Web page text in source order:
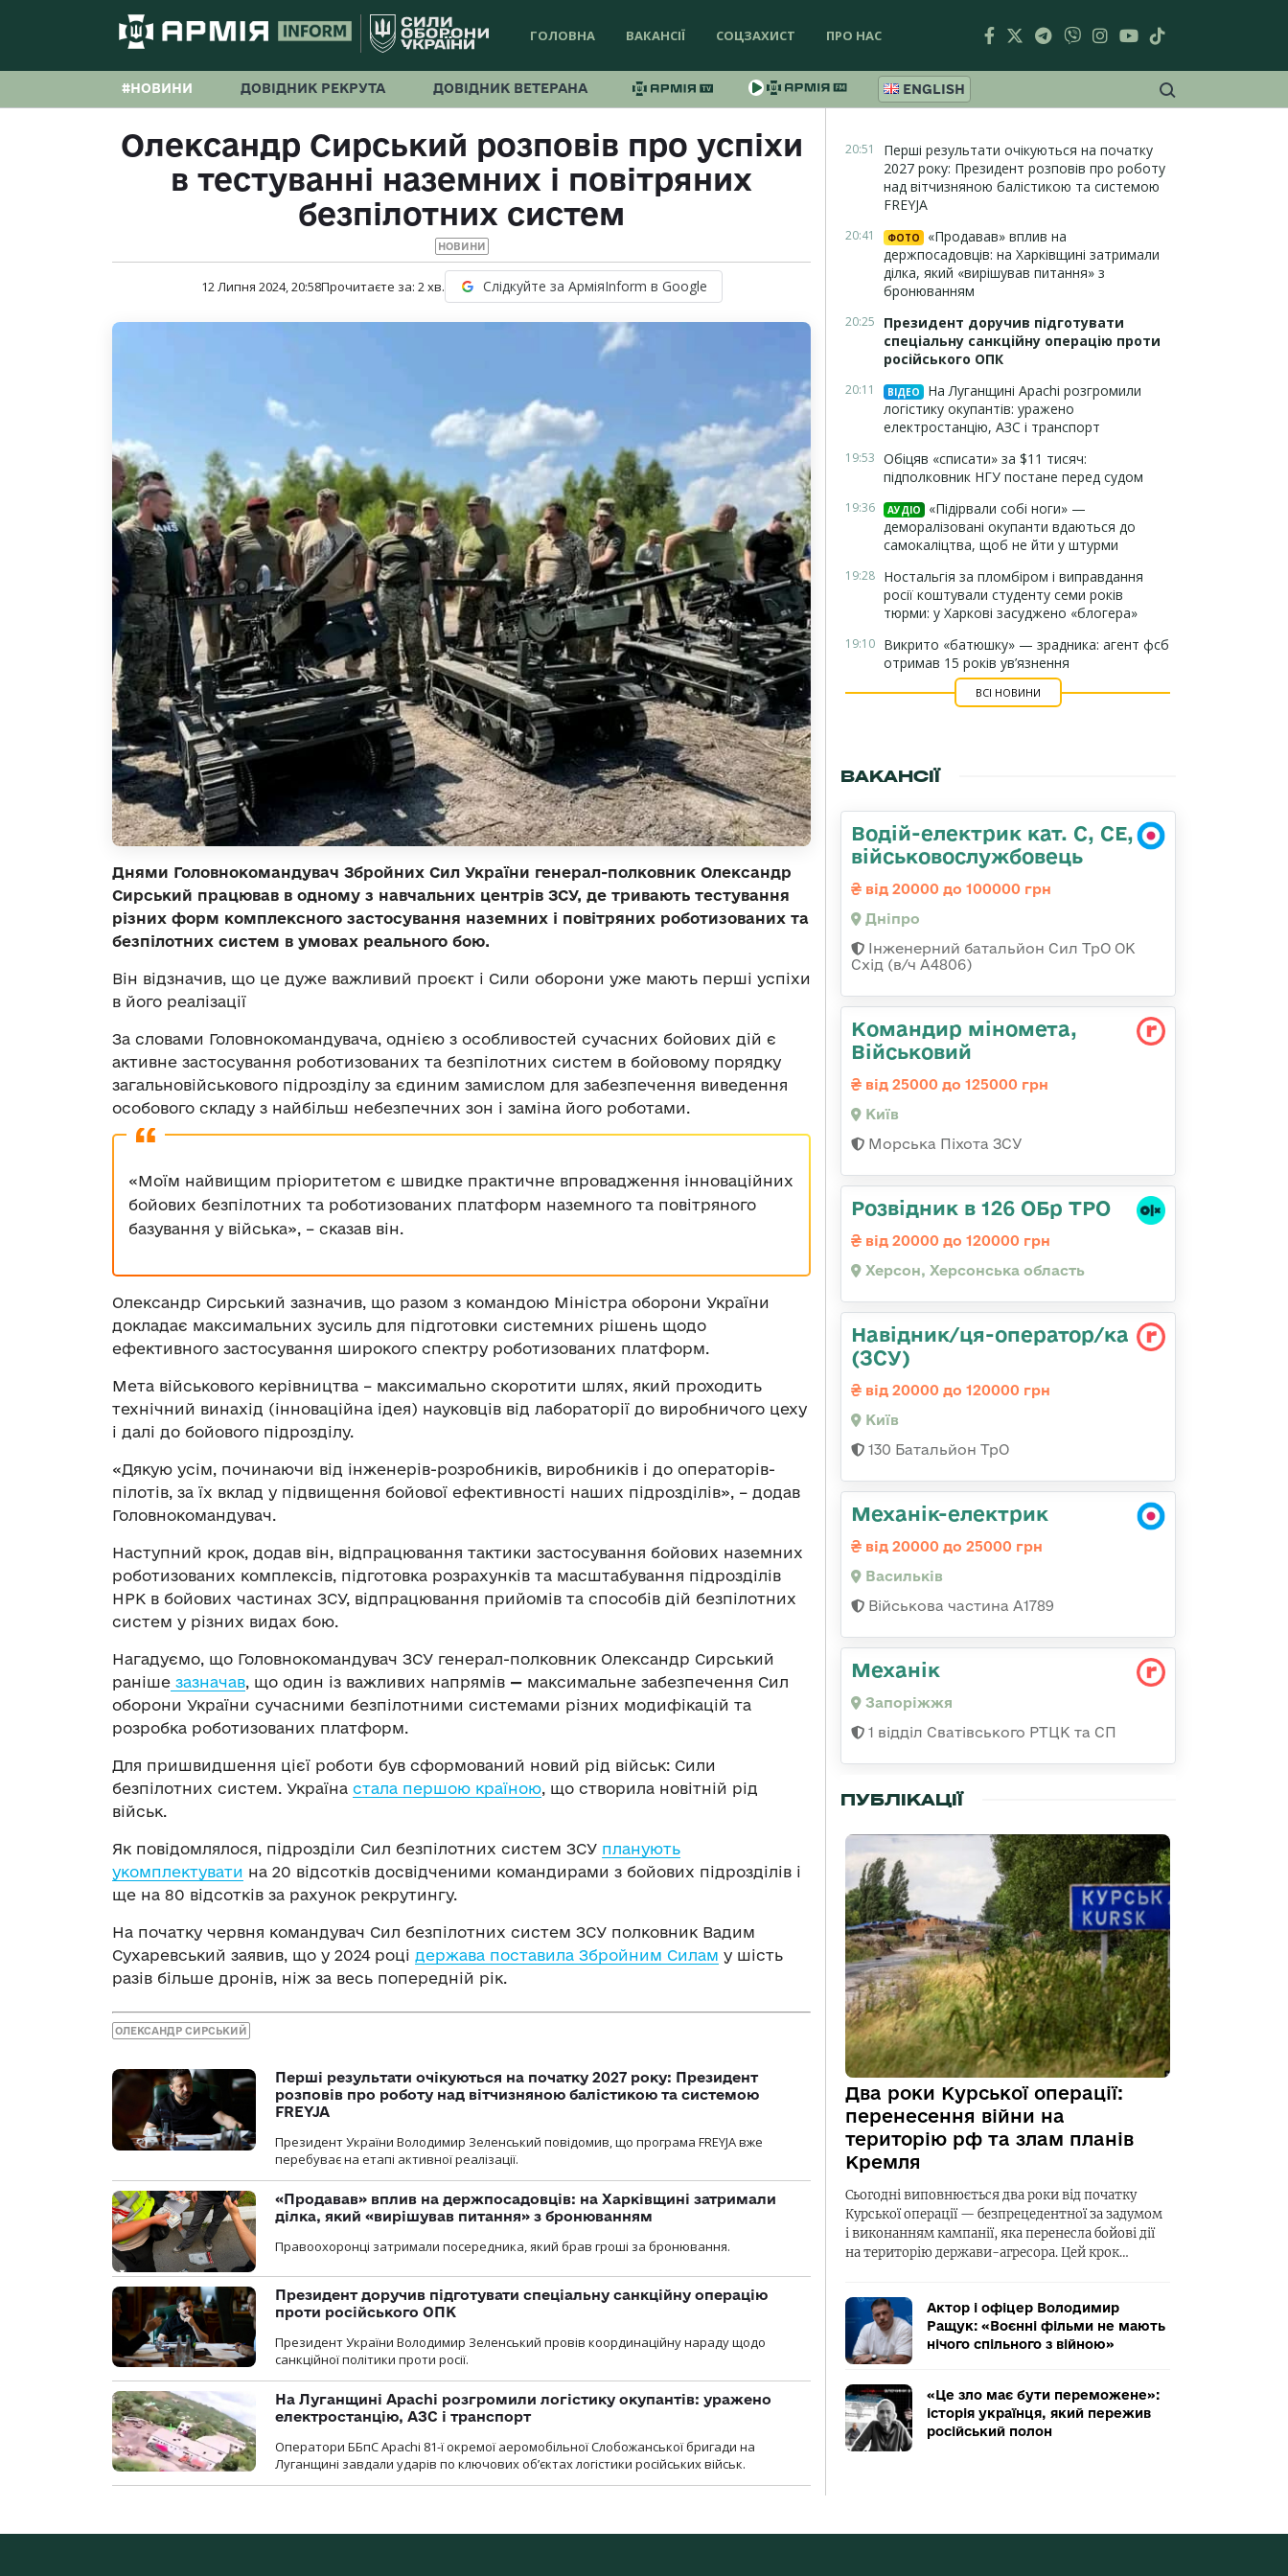
ГОЛОВНА ВАКАНСІЇ СОЦЗАХИСТ ПРО НАС
#НОВИНИ ДОВІДНИК РЕКРУТА ДОВІДНИК ВЕТЕРАНА ENGLISH
Олександр Сирський розповів про успіхи
в тестуванні наземних і повітряних
безпілотних систем
НОВИНИ
12 Липня 2024, 20:58Прочитаєте за: 2хв. Слідкуйте за АрміяInform в Google
Днями Головнокомандувач Збройних Сил України генерал-полковник Олександр
Сирський працював в одному з навчальних центрів ЗСУ, де тривають тестування
різних форм комплексного застосування наземних і повітряних роботизованих та
безпілотних систем в умовах реального бою.
Він відзначив, що це дуже важливий проєкт і Сили оборони уже мають перші успіхи
в його реалізації
За словами Головнокомандувача, однією з особливостей сучасних бойових дій є
активне застосування роботизованих та безпілотних систем в бойовому порядку
загальновійськового підрозділу за єдиним замислом для забезпечення виведення
особового складу з найбільш небезпечних зон і заміна його роботами.
«Моїм найвищим пріоритетом є швидке практичне впровадження інноваційних
бойових безпілотних та роботизованих платформ наземного та повітряного
базування у війська», – сказав він.
Олександр Сирський зазначив, що разом з командою Міністра оборони України
докладає максимальних зусиль для підготовки системних рішень щодо
ефективного застосування широкого спектру роботизованих платформ.
Мета військового керівництва – максимально скоротити шлях, який проходить
технічний винахід (інноваційна ідея) науковців від лабораторії до виробничого цеху
і далі до бойового підрозділу.
«Дякую усім, починаючи від інженерів-розробників, виробників і до операторів-
пілотів, за їх вклад у підвищення бойової ефективності наших підрозділів», – додав
Головнокомандувач.
Наступний крок, додав він, відпрацювання тактики застосування бойових наземних
роботизованих комплексів, підготовка розрахунків та масштабування підрозділів
НРК в бойових частинах ЗСУ, відпрацювання прийомів та способів дій безпілотних
систем у різних видах бою.
Нагадуємо, що Головнокомандувач ЗСУ генерал-полковник Олександр Сирський
раніше зазначав, що один із важливих напрямів — максимальне забезпечення Сил
оборони України сучасними безпілотними системами різних модифікацій та
розробка роботизованих платформ.
Для пришвидшення цієї роботи був сформований новий рід військ: Сили
безпілотних систем. Україна стала першою країною, що створила новітній рід
військ.
Як повідомлялося, підрозділи Сил безпілотних систем ЗСУ планують
укомплектувати на 20 відсотків досвідченими командирами з бойових підрозділів і
ще на 80 відсотків за рахунок рекрутингу.
На початку червня командувач Сил безпілотних систем ЗСУ полковник Вадим
Сухаревський заявив, що у 2024 році держава поставила Збройним Силам у шість
разів більше дронів, ніж за весь попередній рік.
ОЛЕКСАНДР СИРСЬКИЙ
Перші результати очікуються на початку 2027 року: Президент
розповів про роботу над вітчизняною балістикою та системою
FREYJA
Президент України Володимир Зеленський повідомив, що програма FREYJA вже
перебуває на етапі активної реалізації.
«Продавав» вплив на держпосадовців: на Харківщині затримали
ділка, який «вирішував питання» з бронюванням
Правоохоронці затримали посередника, який брав гроші за бронювання.
Президент доручив підготувати спеціальну санкційну операцію
проти російського ОПК
Президент України Володимир Зеленський провів координаційну нараду щодо
санкційної політики проти росії.
На Луганщині Apachi розгромили логістику окупантів: уражено
електростанцію, АЗС і транспорт
Оператори ББпС Apachi 81-ї окремої аеромобільної Слобожанської бригади на
Луганщині завдали ударів по ключових об’єктах логістики російських військ.
20:51
Перші результати очікуються на початку
2027 року: Президент розповів про роботу
над вітчизняною балістикою та системою
FREYJA
20:41 ФОТО
«Продавав» вплив на
держпосадовців: на Харківщині затримали
ділка, який «вирішував питання» з
бронюванням
20:25
Президент доручив підготувати
спеціальну санкційну операцію проти
російського ОПК
20:11 ВІДЕО
На Луганщині Apachi розгромили
логістику окупантів: уражено
електростанцію, АЗС і транспорт
19:53 Обіцяв «списати» за $11 тисяч:
підполковник НГУ постане перед судом
19:36 АУДІО
«Підірвали собі ноги» —
деморалізовані окупанти вдаються до
самокаліцтва, щоб не йти у штурми
19:28 Ностальгія за пломбіром і виправдання
росії коштували студенту семи років
тюрми: у Харкові засуджено «блогера»
19:10 Викрито «батюшку» — зрадника: агент фсб
отримав 15 років ув’язнення
ВСІ НОВИНИ
ВАКАНСІЇ
Водій-електрик кат. С, СЕ,
військовослужбовець
від 20000 до 100000 грн
Дніпро
Інженерний батальйон Сил ТрО ОК
Схід (в/ч А4806)
Командир міномета,
Військовий
від 25000 до 125000 грн
Київ
Морська Піхота ЗСУ
Розвідник в 126 ОБр ТРО
від 20000 до 120000 грн
Херсон, Херсонська область
Навідник/ця-оператор/ка
(ЗСУ)
від 20000 до 120000 грн
Київ
130 Батальйон ТрО
Механік-електрик
від 20000 до 25000 грн
Васильків
Військова частина А1789
Механік
Запоріжжя
1 відділ Сватівського РТЦК та СП
ПУБЛІКАЦІЇ
Два роки Курської операції:
перенесення війни на
територію рф та злам планів
Кремля
Сьогодні виповнюється два роки від початку
Курської операції — безпрецедентної за задумом
і виконанням кампанії, яка перенесла бойові дії
на територію держави-агресора. Цей крок…
Актор і офіцер Володимир
Ращук: «Воєнні фільми не мають
нічого спільного з війною»
«Це зло має бути переможене»:
історія українця, який пережив
російський полон